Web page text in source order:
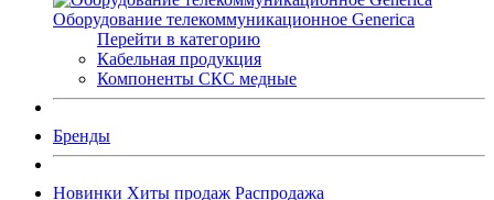
Оборудование телекоммуникационное Generica
Перейти в категорию
Кабельная продукция
Компоненты СКС медные
Бренды
Новинки Хиты продаж Распродажа